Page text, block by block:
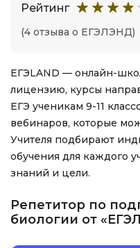
Рейтинг
(4 отзыва о ЕГЭЛЭНД)
ЕГЭLAND — онлайн-
лицензию, курсы
ЕГЭ ученикам 9-11
вебинаров, которые
Учителя подбирают
обучения для каждого
знаний и цели.
Репетитор по
биологии от